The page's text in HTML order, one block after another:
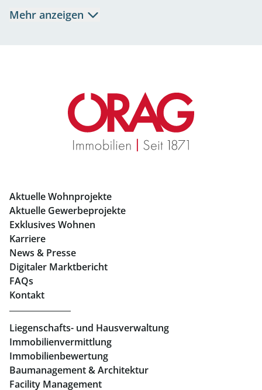
Immobilien in Graz
Mietwohnungen Graz
Eigentumswohnungen Graz
Geschäftslokale mieten Graz
Immobilien in Linz
Eigentumswohnungen Linz
Büros mieten Linz
Geschäftslokale mieten Linz
Mehr anzeigen
Aktuelle Wohnprojekte
Aktuelle Gewerbeprojekte
Exklusives Wohnen
Karriere
News & Presse
Digitaler Marktbericht
FAQs
Kontakt
Liegenschafts- und Hausverwaltung
Immobilienvermittlung
Immobilienbewertung
Baumanagement & Architektur
Facility Management